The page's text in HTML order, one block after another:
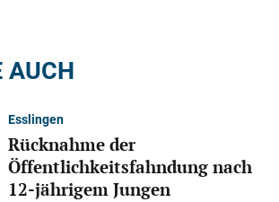
AUCH
Esslingen
Rücknahme der
Öffentlichkeitsfahndung nach
12-jährigem Jungen